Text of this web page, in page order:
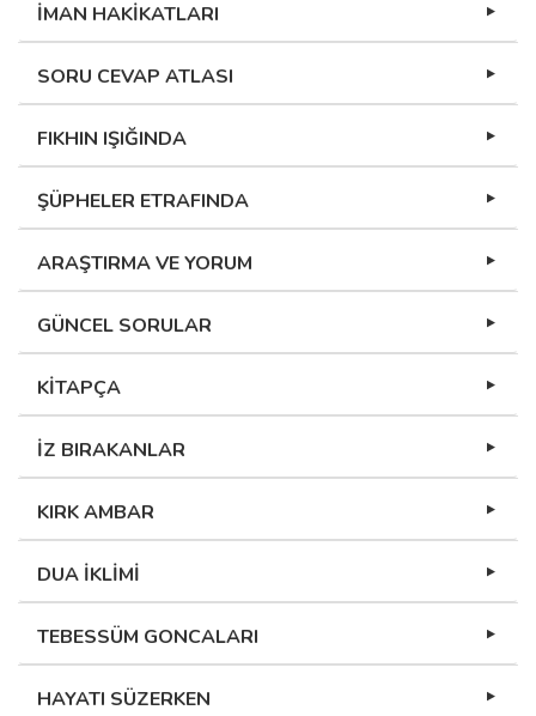
İMAN HAKİKATLARI
SORU CEVAP ATLASI
FIKHIN IŞIĞINDA
ŞÜPHELER ETRAFINDA
ARAŞTIRMA VE YORUM
GÜNCEL SORULAR
KİTAPÇA
İZ BIRAKANLAR
KIRK AMBAR
DUA İKLİMİ
TEBESSÜM GONCALARI
HAYATI SÜZERKEN